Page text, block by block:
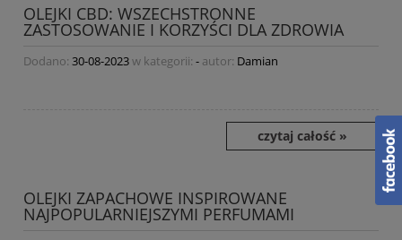
OLEJKI CBD: WSZECHSTRONNE
ZASTOSOWANIE I KORZYŚCI DLA ZDROWIA
Dodano: 30-08-2023w kategorii: - autor: Damian
czytaj całość »
OLEJKI ZAPACHOWE INSPIROWANE
NAJPOPULARNIEJSZYMI PERFUMAMI